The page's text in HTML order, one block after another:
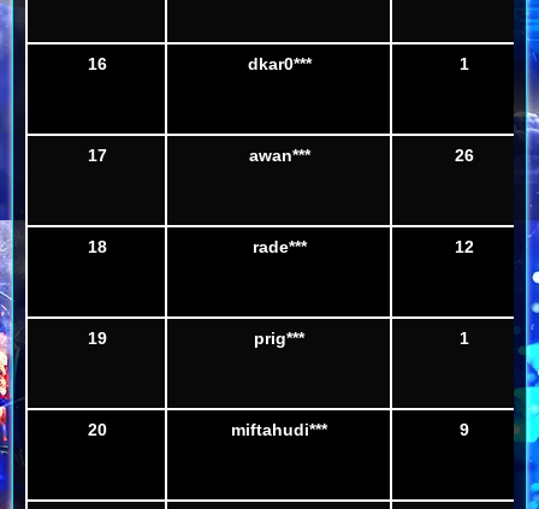
16 dkar0*** 1
17 awan*** 26
18 rade*** 12
19 prig*** 1
20 miftahudi*** 9